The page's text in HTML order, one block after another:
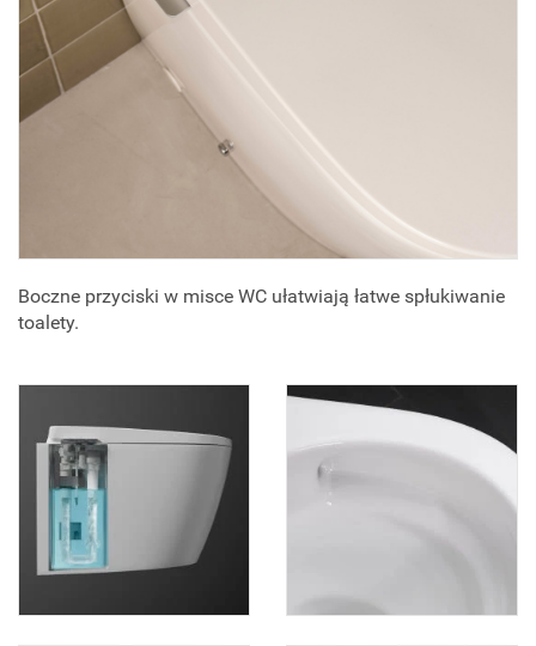
Boczne przyciski w misce WC ułatwiają łatwe spłukiwanie
toalety.